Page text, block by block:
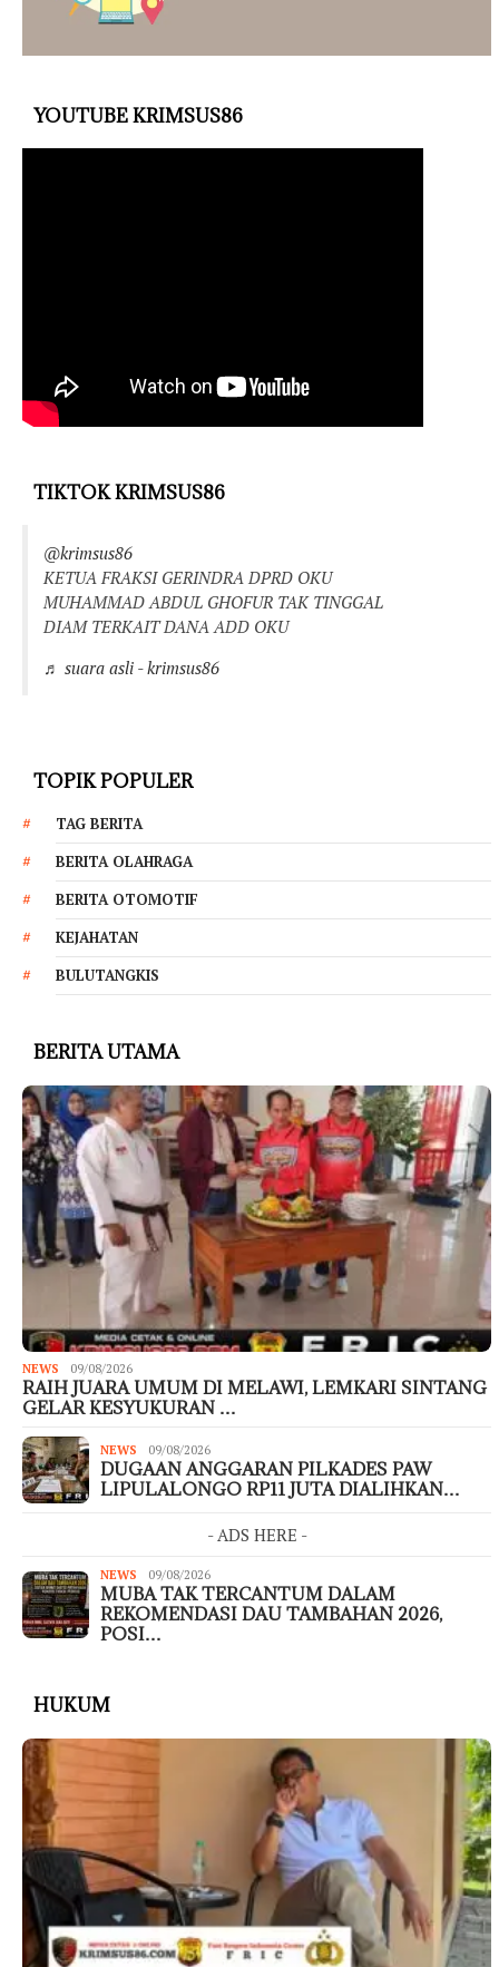
YOUTUBE KRIMSUS86
TIKTOK KRIMSUS86
@krimsus86
KETUA FRAKSI GERINDRA DPRD OKU
MUHAMMAD ABDUL GHOFUR TAK TINGGAL
DIAM TERKAIT DANA ADD OKU
♬ suara asli - krimsus86
TOPIK POPULER
TAG BERITA
BERITA OLAHRAGA
BERITA OTOMOTIF
KEJAHATAN
BULUTANGKIS
BERITA UTAMA
NEWS 09/08/2026
RAIH JUARA UMUM DI MELAWI, LEMKARI SINTANG
GELAR KESYUKURAN …
NEWS 09/08/2026
DUGAAN ANGGARAN PILKADES PAW
LIPULALONGO RP11 JUTA DIALIHKAN…
- ADS HERE -
NEWS 09/08/2026
MUBA TAK TERCANTUM DALAM
REKOMENDASI DAU TAMBAHAN 2026,
POSI…
HUKUM